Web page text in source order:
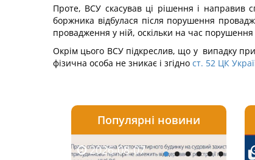
Проте, ВСУ скасував ці рішення і направив
боржника відбулася після порушення
провадження у ній, оскільки на час
Окрім цього ВСУ підкреслив, що у випадку
фізична особа не зникає і згідно ст. 52 ЦК
Популярні новини
2026-08-07
2026-08-03